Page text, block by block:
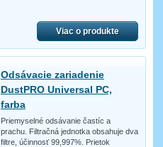
Viac o produkte
Odsávacie zariadenie
DustPRO Universal PC,
farba
Priemyselné odsávanie častíc a
prachu. Filtračná jednotka obsahuje dva
filtre, účinnosť 99,997%. Prietok